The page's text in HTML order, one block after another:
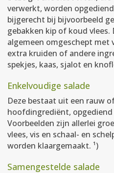
verwerkt, worden
bijgerecht bij bijvoorbeeld
gebakken kip of koud
algemeen omgeschept met
extra kruiden of andere
spekjes, kaas, sjalot en
Enkelvoudige salade
Deze bestaat uit een rauw
hoofdingrediënt,
Voorbeelden zijn allerlei
vlees, vis en schaal- en
worden klaargemaakt. ¹)
Samengestelde salade